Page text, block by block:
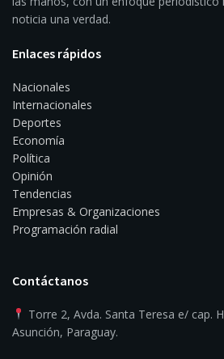
noticia una verdad.
Enlaces rápidos
Nacionales
Internacionales
Deportes
Economía
Política
Opinión
Tendencias
Empresas & Organizaciones
Programación radial
Contáctanos
Torre 2, Avda. Santa Teresa e/ cap.
Asunción, Paraguay.